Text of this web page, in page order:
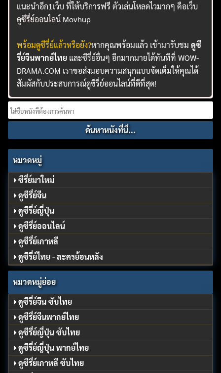
แนะนำอีก1เว็บ ที่ให้บริการฟรี ตัวเล่นโหลดไวมากๆ คือเว็บ
ดูซีรี่ย์ออนไลน์ Movhup
พร้อมดูซีรี่ย์แล้วหรือยัง?หากคุณพร้อมแล้ว เข้ามารับชมดูซี
รี่ย์จีนพากย์ไทย และซีรี่ย์อื่นๆ อีกมากมายได้ทันทีที่ WOW-
DRAMA.COM เราขอส่งมอบความสนุกแบบจัดเต็มให้คุณได้
สัมผัสกับประสบการณ์ดูซีรี่ย์ออนไลน์ที่ดีที่สุด!
Search
for:
หมวดหมู่
ซีรี่ย์มาใหม่
ดูซีรี่ย์จีน
ดูซีรี่ย์ญี่ปุ่น
ดูซีรี่ย์ออนไลน์
ดูซีรี่ย์เกาหลี
ดูซีรี่ย์ไทย - ละครย้อนหลัง
หมวดหมู่ย่อย
ดูซีรี่ย์จีน ซับไทย
ดูซีรี่ย์จีนพากย์ไทย
ดูซีรี่ย์ญี่ปุ่น ซับไทย
ดูซีรี่ย์ญี่ปุ่น พากย์ไทย
ดูซีรี่ย์เกาหลี ซับไทย